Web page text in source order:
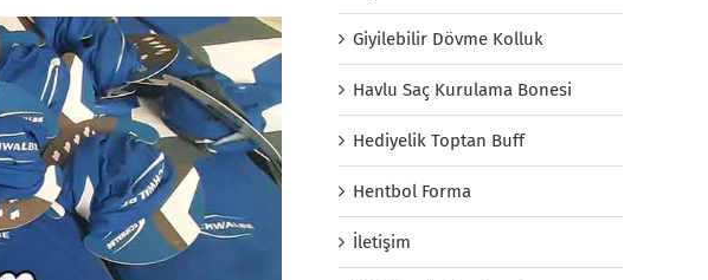
Giyilebilir Dövme Kolluk
Havlu Saç Kurulama Bonesi
Hediyelik Toptan Buff
Hentbol Forma
İletişim